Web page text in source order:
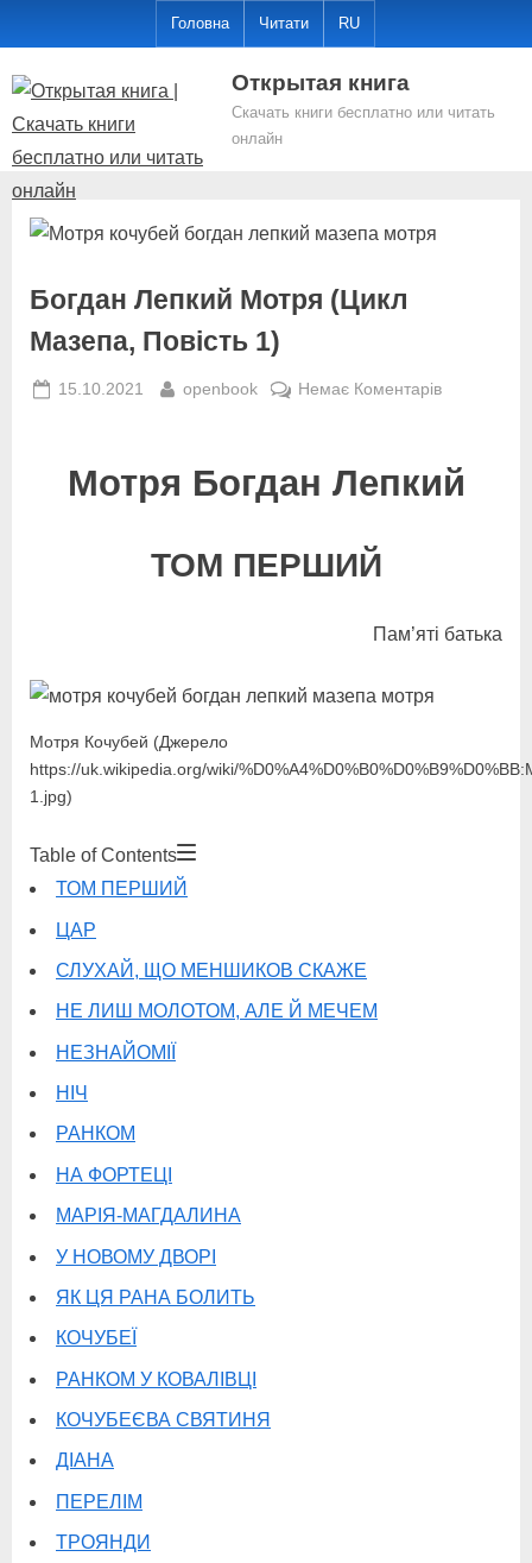
to
content
Головна Читати RU
Открытая книга
Скачать книги бесплатно или читать
онлайн
Богдан Лепкий Мотря (Цикл
Мазепа, Повість 1)
Posted
15.10.2021 By
openbook Немає Коментарівдо
Мотря
(Цикл
Мотря Богдан Лепкий
ТОМ ПЕРШИЙ
Пам’яті батька
Мотря Кочубей (Джерело
https://uk.wikipedia.org/wiki/
1.jpg)
Table of Contents
ТОМ ПЕРШИЙ
ЦАР
СЛУХАЙ, ЩО МЕНШИКОВ СКАЖЕ
НЕ ЛИШ МОЛОТОМ, АЛЕ Й МЕЧЕМ
НЕЗНАЙОМІЇ
НІЧ
РАНКОМ
НА ФОРТЕЦІ
МАРІЯ-МАГДАЛИНА
У НОВОМУ ДВОРІ
ЯК ЦЯ РАНА БОЛИТЬ
КОЧУБЕЇ
РАНКОМ У КОВАЛІВЦІ
КОЧУБЕЄВА СВЯТИНЯ
ДІАНА
ПЕРЕЛІМ
ТРОЯНДИ